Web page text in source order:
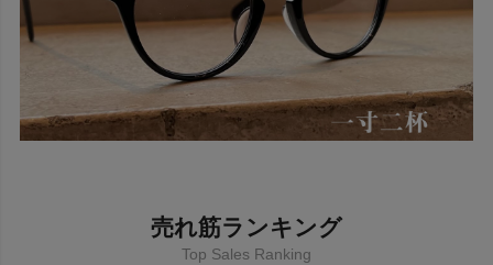
一寸一杯と書いて、ちょっといっぱいと読みます。
眩しさ防止、キャラクター強調、 とある変装、 粋なコーディネ
ートニュアンス等々、様々な用途での活用を図る。
テートを使用。 或るNYのユダヤ系の俳優兼監督が掛けている眼
鏡にインスパイアを覚え製造した、 アメリカ製 60's に見られた
売れ筋ランキング
Top Sales Ranking